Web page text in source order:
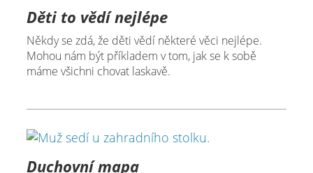
Děti to vědí nejlépe
Někdy se zdá, že děti vědí některé věci nejlépe.
Mohou nám být příkladem v tom, jak se k sobě
máme všichni chovat laskavě.
Duchovní mapa